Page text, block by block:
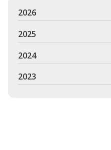
2026
2025
2024
2023